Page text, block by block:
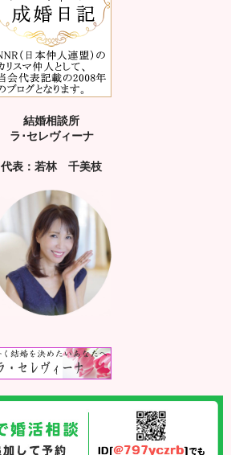
結婚相談所
ラ･セレヴィーナ
代表：若林 千美枝